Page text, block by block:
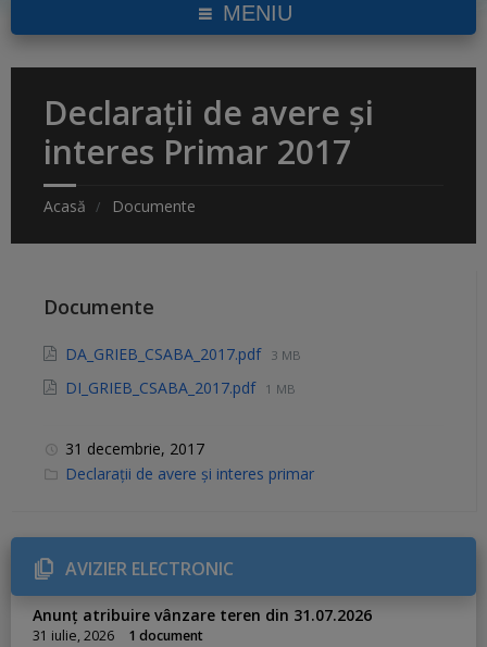
MENIU
Declarații de avere și
interes Primar 2017
Acasă Documente
Documente
DA_GRIEB_CSABA_2017.pdf 3 MB
DI_GRIEB_CSABA_2017.pdf 1 MB
31 decembrie, 2017
C
r
i
e
s
Declarații de avere și interes primar
AVIZIER ELECTRONIC
Anunț atribuire vânzare teren din 31.07.2026
31 iulie, 2026 1 document